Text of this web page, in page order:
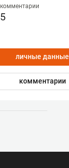
комментарии
5
личные данные
комментарии